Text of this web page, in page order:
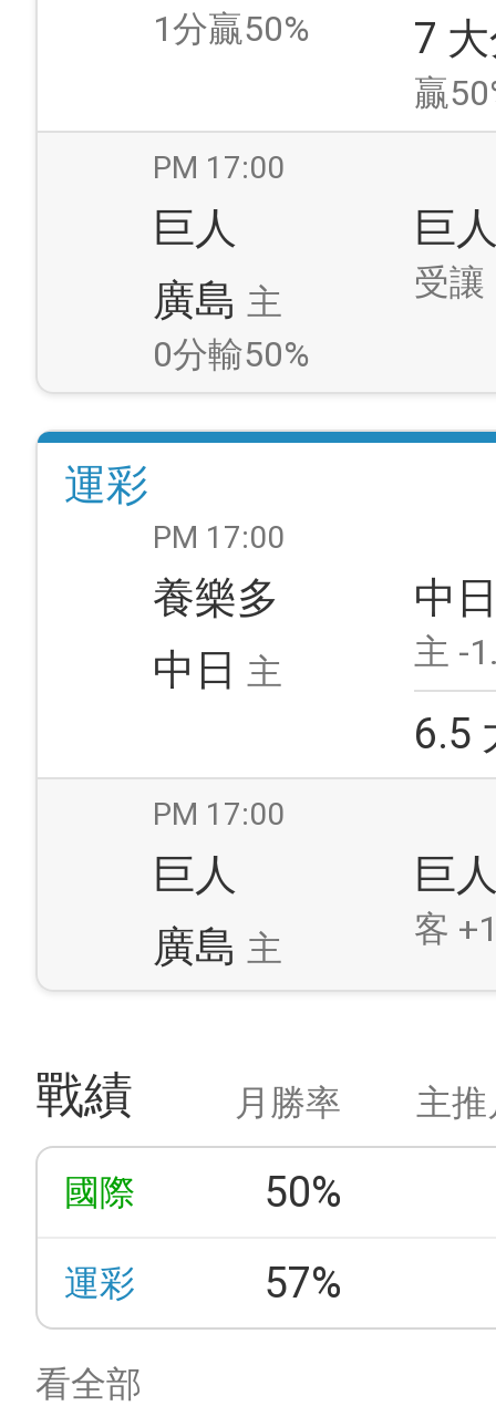
1分贏50%
7
贏
PM 17:00
巨人
廣島 主
0分輸50%
巨
受讓
運彩
PM 17:00
養樂多
中日 主
中
主 -
6.5
PM 17:00
巨人
廣島 主
巨
客
戰績 月勝率 主
國際 50%
運彩 57%
看全部